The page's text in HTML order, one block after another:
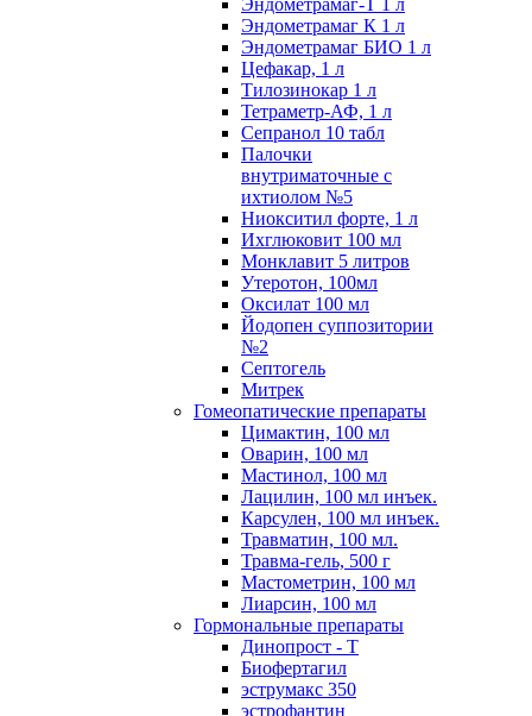
Эндометрамаг-Т 1 л
Эндометрамаг К 1 л
Эндометрамаг БИО 1 л
Цефакар, 1 л
Тилозинокар 1 л
Тетраметр-АФ, 1 л
Сепранол 10 табл
Палочки
внутриматочные с
ихтиолом №5
Ниокситил форте, 1 л
Ихглюковит 100 мл
Монклавит 5 литров
Утеротон, 100мл
Оксилат 100 мл
Йодопен суппозитории
№2
Септогель
Митрек
Гомеопатические препараты
Цимактин, 100 мл
Оварин, 100 мл
Мастинол, 100 мл
Лацилин, 100 мл инъек.
Карсулен, 100 мл инъек.
Травматин, 100 мл.
Травма-гель, 500 г
Мастометрин, 100 мл
Лиарсин, 100 мл
Гормональные препараты
Динопрост - Т
Биофертагил
эструмакс 350
эстрофантин